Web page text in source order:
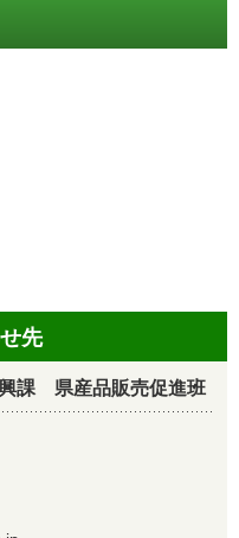
先
課 県産品販売促進班